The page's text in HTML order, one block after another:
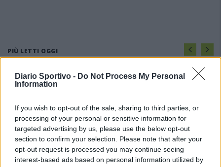
Diario Sportivo - Do Not Process My Personal
Information
If you wish to opt-out of the sale, sharing to third parties, or
processing of your personal or sensitive information for
targeted advertising by us, please use the below opt-out
section to confirm your selection. Please note that after your
opt-out request is processed you may continue seeing
interest-based ads based on personal information utilized by
PIÙ LETTI OGGI
L'Ilva si completa con Markic, Contucci,
L'Ossese si prepara all'esordio in D: Forzati,
Cabrera, Tesio, Limongelli, Bolzicco e tanti
giovani tra i…
7 Ago 2026